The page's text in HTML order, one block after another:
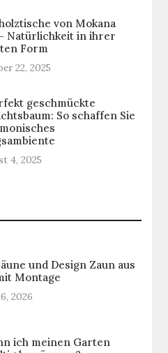
von Mokana
Natürlichkeit in ihrer
Form
22, 2025
geschmückte
So schaffen Sie
4, 2025
und Design Zaun aus
Montage
2026
ich meinen Garten